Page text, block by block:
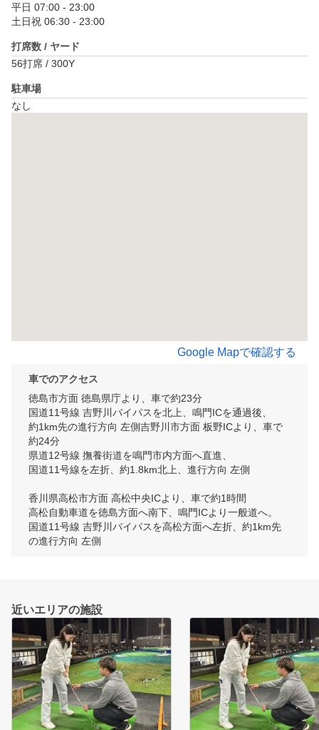
平日 07:00 - 23:00
土日祝 06:30 - 23:00
打席数 / ヤード
56打席 / 300Y
駐車場
なし
Google Mapで確認する
車でのアクセス
徳島市方面 徳島県庁より、車で約23分
国道11号線 吉野川バイパスを北上、鳴門ICを通過後、
約1km先の進行方向 左側吉野川市方面 板野ICより、車で
約24分
県道12号線 撫養街道を鳴門市内方面へ直進、
国道11号線を左折、約1.8km北上、進行方向 左側
香川県高松市方面 高松中央ICより、車で約1時間
高松自動車道を徳島方面へ南下、鳴門ICより一般道へ。
国道11号線 吉野川バイパスを高松方面へ左折、約1km先
の進行方向 左側
近いエリアの施設